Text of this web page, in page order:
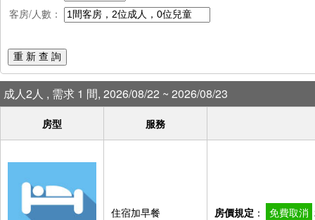
客房/人數：
重 新 查 詢
成人2人 , 需求 1 間, 2026/08/22 ~ 2026/08/23
房型 服務
住宿加早餐 房價規定 ： 免費取消